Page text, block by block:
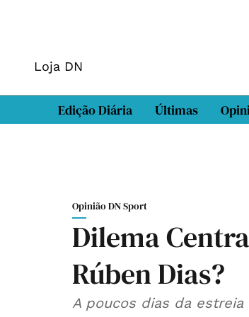
Loja DN
Edição Diária Últimas
Opinião DN Sport
Dilema
Rúben Dias?⁣⁣
A poucos dias da estreia